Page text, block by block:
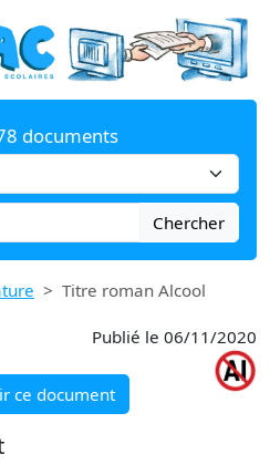
documents
Chercher
Titre roman Alcool
Publié le 06/11/2020
ce document